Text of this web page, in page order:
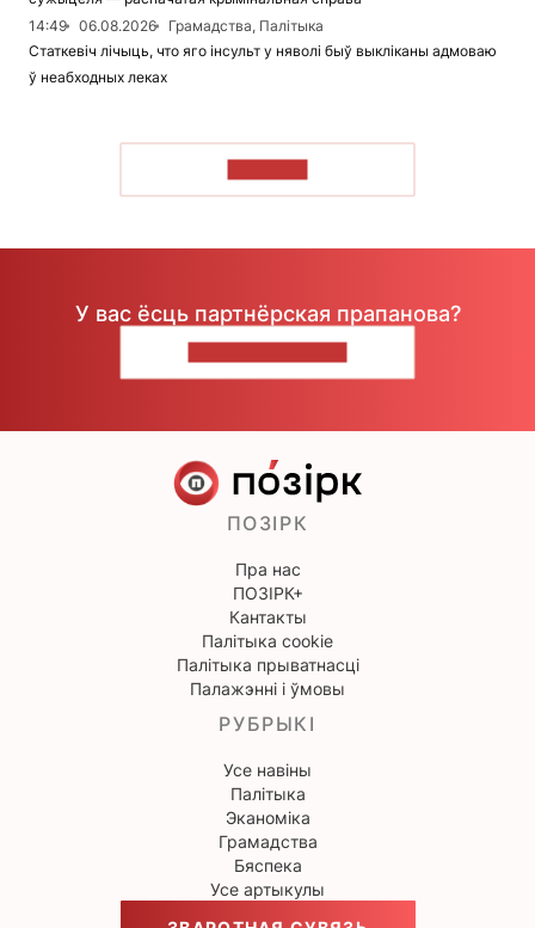
14:49
06.08.2026
Грамадства, Палітыка
Статкевіч лічыць, что яго інсульт у няволі быў выкліканы адмоваю
ў неабходных леках
У вас ёсць партнёрская прапанова?
ПОЗІРК
Пра нас
ПОЗІРК+
Кантакты
Палітыка cookie
Палітыка прыватнасці
Палажэнні і ўмовы
РУБРЫКІ
Усе навіны
Палітыка
Эканоміка
Грамадства
Бяспека
Усе артыкулы